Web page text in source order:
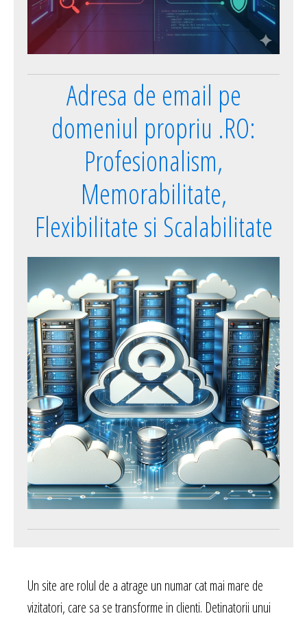
Adresa de email pe
domeniul propriu .RO:
Profesionalism,
Memorabilitate,
Flexibilitate si Scalabilitate
Un site are rolul de a atrage un numar cat mai mare de
vizitatori, care sa se transforme in clienti. Detinatorii unui